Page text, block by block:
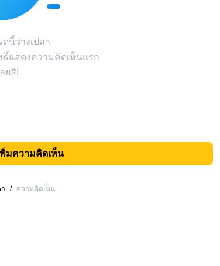
นี้ว่างเปล่า
แสดงความคิดเห็นแรก
ยสิ!
พิ่มความคิดเห็น
/ ความคิดเห็น